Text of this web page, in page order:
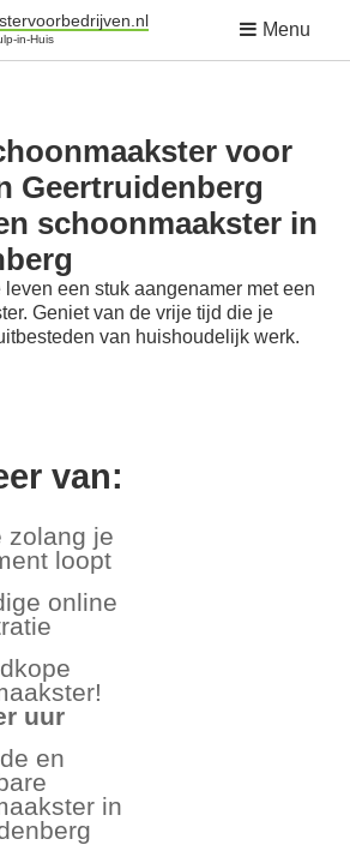
in-Huis Menu
voor
Geertruidenberg
schoonmaakster in
een stuk aangenamer met een
Geniet van de vrije tijd die je
van huishoudelijk werk.
van:
zolang je
loopt
online
uur
en
in